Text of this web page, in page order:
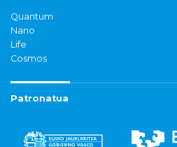
Quantum
Nano
Life
Cosmos
Patronatua